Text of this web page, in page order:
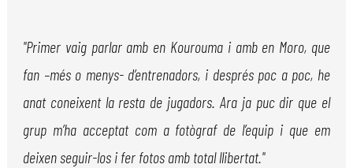
"Primer vaig parlar amb en Kourouma i amb en Moro, que
fan –més o menys- d’entrenadors, i després poc a poc, he
anat coneixent la resta de jugadors. Ara ja puc dir que el
grup m’ha acceptat com a fotògraf de l’equip i que em
deixen seguir-los i fer fotos amb total llibertat."